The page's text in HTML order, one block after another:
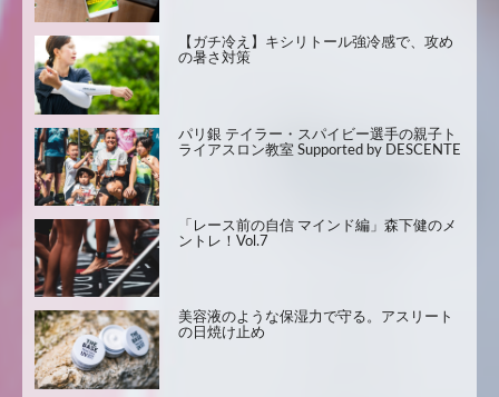
【ガチ冷え】キシリトール強冷感で、攻め
の暑さ対策
パリ銀 テイラー・スパイビー選手の親子ト
ライアスロン教室 Supported by DESCENTE
「レース前の自信 マインド編」森下健のメ
ントレ！Vol.7
美容液のような保湿力で守る。アスリート
の日焼け止め